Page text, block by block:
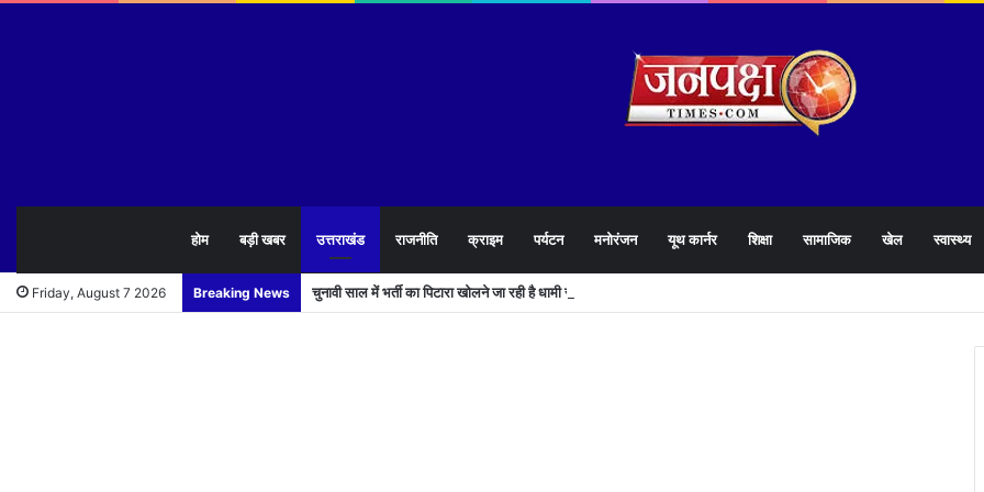
होम बड़ी खबर उत्तराखंड राजनीति क्राइम पर्यटन मनोरंजन यूथ कार्नर शिक्षा सामाजिक खेल स्वास्थ्य
Friday, August 7 2026 Breaking News चुनावी साल में भर्ती का पिटारा खोलने जा रही है धामी सरकार,युवाओं को मिलेगी 34 हजार रिकॉर्ड भर्तियों की सौगात